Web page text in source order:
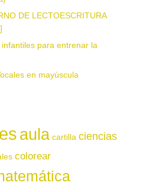
DE LECTOESCRITURA
para entrenar la
en mayúscula
aula cartilla ciencias
colorear